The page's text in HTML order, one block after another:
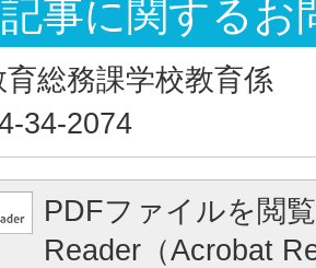
事に関するお
総務課学校教育係
34-2074
PDFファイルを閲
Reader（Acrobat